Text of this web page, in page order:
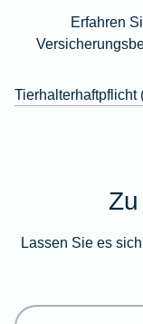
Erfahren
Tierhalterhaftpflicht
Lassen Sie es